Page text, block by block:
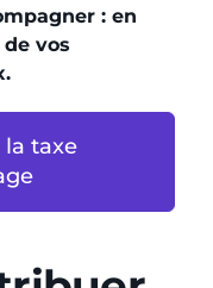
: en
vos
la taxe